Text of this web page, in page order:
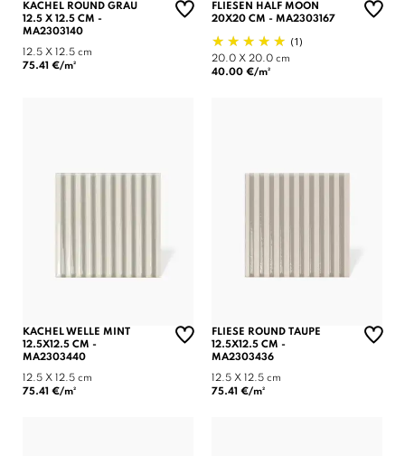
KACHEL ROUND GRAU
12.5 X 12.5 CM -
MA2303140
12.5 X 12.5 cm
75.41 €/m²
FLIESEN HALF MOON
20X20 CM - MA2303167
(1)
20.0 X 20.0 cm
40.00 €/m²
KACHEL WELLE MINT
12.5X12.5 CM -
MA2303440
12.5 X 12.5 cm
75.41 €/m²
FLIESE ROUND TAUPE
12.5X12.5 CM -
MA2303436
12.5 X 12.5 cm
75.41 €/m²